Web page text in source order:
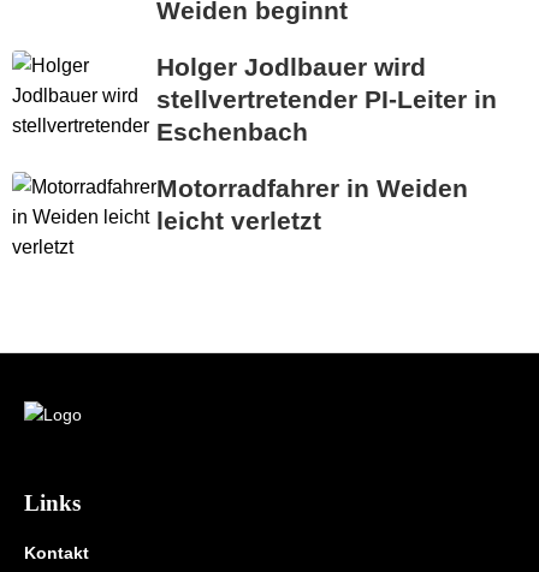
Weiden beginnt
Holger Jodlbauer wird
stellvertretender PI-Leiter in
Eschenbach
Motorradfahrer in Weiden
leicht verletzt
Links
Kontakt